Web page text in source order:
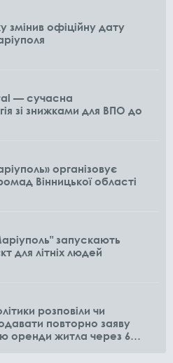
змінив офіційну дату
— сучасна
зі знижками для ВПО до
організовує
Вінницької області
запускають
для літніх людей
розповіли чи
повторно заяву
оренди житла через 6